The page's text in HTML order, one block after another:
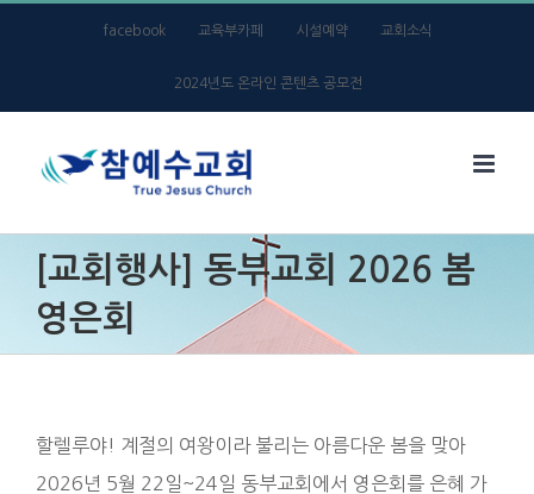
facebook 교육부카페 시설예약 교회소식
2024년도 온라인 콘텐츠 공모전
[교회행사] 동부교회 2026 봄
영은회
할렐루야! 계절의 여왕이라 불리는 아름다운 봄을 맞아
2026년 5월 22일~24일 동부교회에서 영은회를 은혜 가